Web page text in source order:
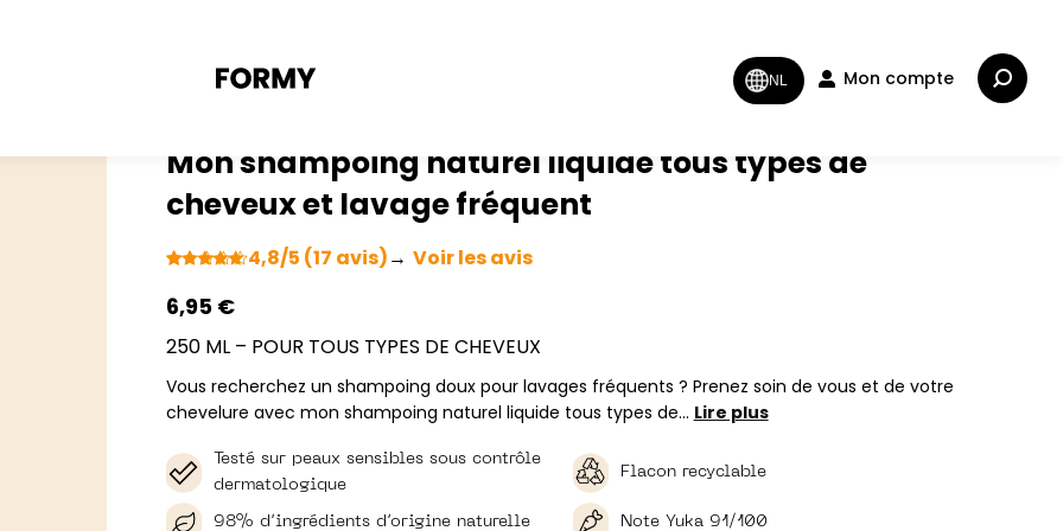
NL Mon compte
:
Mon shampoing naturel liquide tous types de
cheveux et lavage fréquent
6,95 €
sur 5
basé sur
client
4,8/5 (17 avis)→ Voir les avis
250 ML – POUR TOUS TYPES DE CHEVEUX
Vous recherchez un shampoing doux pour lavages fréquents ? Prenez soin de vous et de votre
chevelure avec mon shampoing naturel liquide tous types de… Lire plus
Testé sur peaux sensibles sous contrôle
dermatologique
Flacon recyclable
98% d’ingrédients d’origine naturelle Note Yuka 91/100